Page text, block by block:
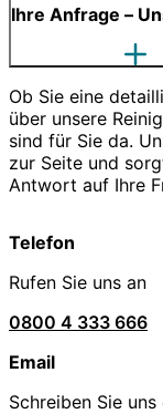
Ihre Anfrage –
Ob Sie eine
über unsere
sind für Sie da.
zur Seite und
Antwort auf Ihre
Telefon
Rufen Sie uns an
0800 4 333 666
Email
Schreiben Sie uns